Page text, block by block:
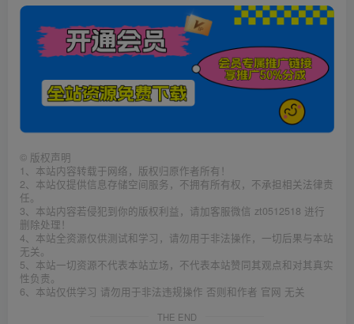
© 版权声明
1、本站内容转载于网络，版权归原作者所有！
2、本站仅提供信息存储空间服务，不拥有所有权，不承担相关法律责
任。
3、本站内容若侵犯到你的版权利益，请加客服微信 zt0512518 进行
删除处理！
4、本站全资源仅供测试和学习，请勿用于非法操作，一切后果与本站
无关。
5、本站一切资源不代表本站立场，不代表本站赞同其观点和对其真实
性负责。
6、本站仅供学习 请勿用于非法违规操作 否则和作者 官网 无关
THE END